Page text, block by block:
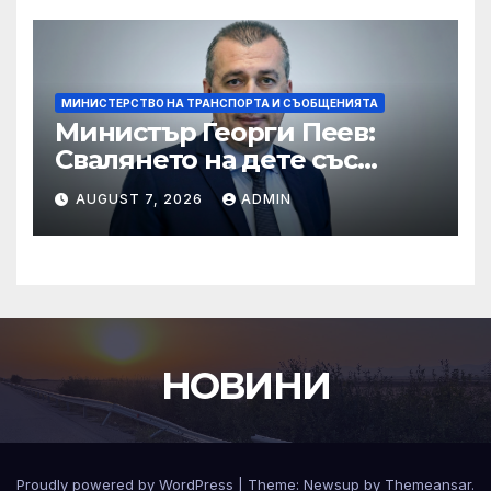
МИНИСТЕРСТВО НА ТРАНСПОРТА И СЪОБЩЕНИЯТА
Министър Георги Пеев:
Свалянето на дете със
специални потребности от
автобус не е морално и е
неприемливо
AUGUST 7, 2026 ADMIN
НОВИНИ
Proudly powered by WordPress Theme: Newsup by Themeansar.